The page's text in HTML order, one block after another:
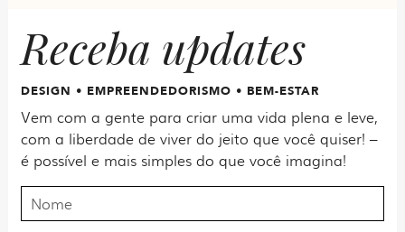
Receba updates
DESIGN • EMPREENDEDORISMO • BEM-ESTAR
Vem com a gente para criar uma vida plena e leve,
com a liberdade de viver do jeito que você quiser! –
é possível e mais simples do que você imagina!
Nome